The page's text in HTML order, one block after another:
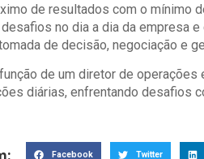
de resultados com o mínimo
no dia a dia da empresa
de decisão, negociação e
de um diretor de operações
diárias, enfrentando desafios
Facebook Twitter